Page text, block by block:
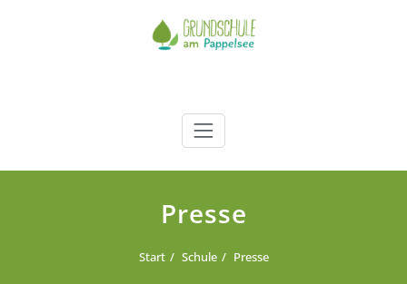
Grundschule am Pappelsee
Kamp-Lintfort
Presse
Start Schule Presse